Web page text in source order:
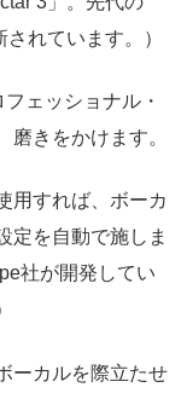
れています。）
ェッショナル・
磨きをかけます。
用すれば、ボーカ
定を自動で施しま
社が開発してい
ーカルを際立たせ